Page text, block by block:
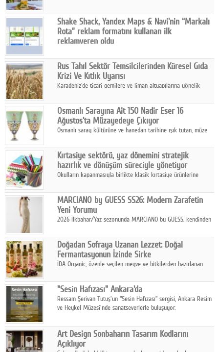
Shake Shack, Yandex Maps & Navi'nin “Markalı
Rota” reklam formatını kullanan ilk
reklamveren oldu
artırmak amacıyla Cereyan Medya ve Yandex Ads iş birliğiyle
Yandex Maps & Navi'nin yeni "Markalı Rota" reklam formatını
kullanan ilk marka oldu.
Rus Tahıl Sektör Temsilcilerinden Küresel Gıda
Krizi Ve Kıtlık Uyarısı
Karadeniz'de ticari gemilere ve liman altyapılarına yönelik
geçirdi.
Osmanlı Sarayına Ait 150 Nadir Eser 16
Ağustos'ta Müzayedeye Çıkıyor
Osmanlı saray kültürüne ve hanedan tarihine ışık tutan, müze
Ağustos'ta Arthill Müzecilik'in düzenleyeceği özel müzayedede
koleksiyonerlerle buluşuyor
Kırtasiye sektörü, yaz dönemini stratejik
hazırlık ve dönüşüm süreciyle yönetiyor
Okulların kapanmasıyla birlikte klasik kırtasiye ürünlerine
sanat ve eğitici aktivite ürünleriyle dinamik bir biçimde
geçiriyor.
MARCIANO by GUESS SS26: Modern Zarafetin
Yeni Yorumu
2026 İlkbahar/Yaz sezonunda MARCIANO by GUESS, kendinden
Doğadan Sofraya Uzanan Lezzet: Doğal
Fermantasyonun İzinde Sirke
İDA Organic, özenle seçilen meyve ve bitkilerden hazırlanan
sofralarına taşıyor.
"Sesin Hafızası" Ankara'da
Ressam Şerivan Tutuş'un “Sesin Hafızası” sergisi, Ankara Resim
ve Heykel Müzesi'nde sanatseverlerle buluşuyor.
Art Design Sonbaharın Tasarım Kodlarını
Açıklıyor